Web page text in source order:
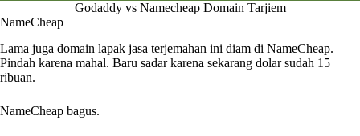
Godaddy vs Namecheap Domain Tarjiem
NameCheap
Lama juga domain lapak jasa terjemahan ini diam di NameCheap.
Pindah karena mahal. Baru sadar karena sekarang dolar sudah 15
ribuan.
NameCheap bagus.